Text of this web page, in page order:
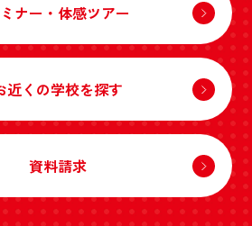
ナー・体感ツアー
近くの学校を探す
資料請求